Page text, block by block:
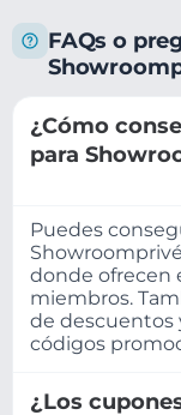
FAQs o
¿Cómo
para
Puedes
donde ofrecen
miembros.
de descuentos
códigos
¿Los